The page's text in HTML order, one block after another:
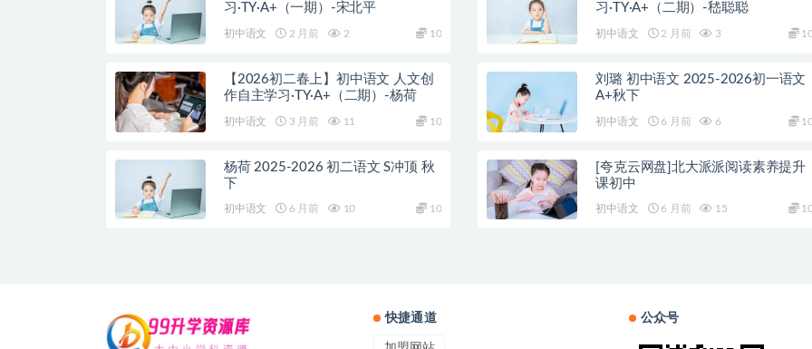
习·TY·A+（一期）-宋北平
初中语文 2 月前 2 10
习·TY·A+（二期）-嵇聪聪
初中语文 2 月前 3
【2026初二春上】初中语文 人文创
作自主学习·TY·A+（二期）-杨荷
初中语文 3 月前 11 10
刘璐 初中语文 2025-2026初一语文
A+秋下
初中语文 6 月前 6
杨荷 2025-2026 初二语文 S冲顶 秋
下
初中语文 6 月前 10 10
[夸克云网盘]北大派派阅读素养提升
课初中
初中语文 6 月前 15
快捷通道 公众号